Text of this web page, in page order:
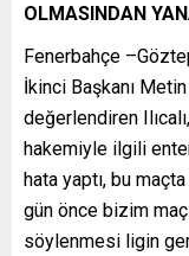
OLMASINDAN
Fenerbahçe
İkinci Başkanı
değerlendiren
hakemiyle ilgili
hata yaptı, bu
gün önce bizim
söylenmesi ligin